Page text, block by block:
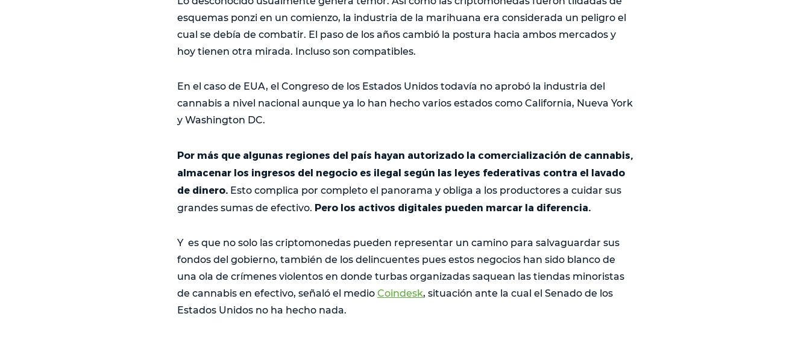
esquemas ponzi en un comienzo, la industria de la marihuana era considerada un peligro el
cual se debía de combatir. El paso de los años cambió la postura hacia ambos mercados y
hoy tienen otra mirada. Incluso son compatibles.
En el caso de EUA, el Congreso de los Estados Unidos todavía no aprobó la industria del
cannabis a nivel nacional aunque ya lo han hecho varios estados como California, Nueva York
y Washington DC.
Por más que algunas regiones del país hayan autorizado la comercialización de cannabis,
almacenar los ingresos del negocio es ilegal según las leyes federativas contra el lavado
de dinero. Esto complica por completo el panorama y obliga a los productores a cuidar sus
grandes sumas de efectivo. Pero los activos digitales pueden marcar la diferencia.
Y es que no solo las criptomonedas pueden representar un camino para salvaguardar sus
fondos del gobierno, también de los delincuentes pues estos negocios han sido blanco de
una ola de crímenes violentos en donde turbas organizadas saquean las tiendas minoristas
de cannabis en efectivo, señaló el medio Coindesk, situación ante la cual el Senado de los
Estados Unidos no ha hecho nada.